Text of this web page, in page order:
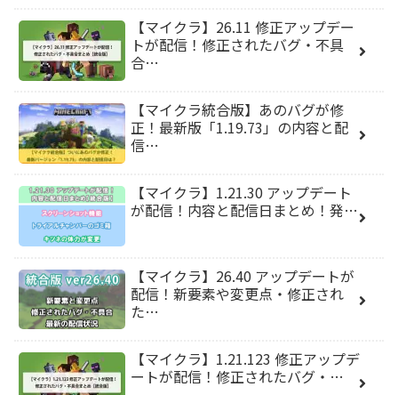
【マイクラ】26.11 修正アップデー
トが配信！修正されたバグ・不具
合…
【マイクラ統合版】あのバグが修
正！最新版「1.19.73」の内容と配
信…
【マイクラ】1.21.30 アップデート
が配信！内容と配信日まとめ！発…
【マイクラ】26.40 アップデートが
配信！新要素や変更点・修正され
た…
【マイクラ】1.21.123 修正アップデ
ートが配信！修正されたバグ・…